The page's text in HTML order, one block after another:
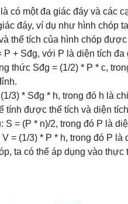
có một đa giác đáy và các
đáy, ví dụ như hình chóp
thể tích của hình chóp
P + Sđg, với P là diện tích
thức Sđg = (1/2) * P * c,
3) * Sđg * h, trong đó h là
tính được thể tích và diện
S = (P * n)/2, trong đó P là
= (1/3) * P * h, trong đó P
ta có thể áp dụng vào